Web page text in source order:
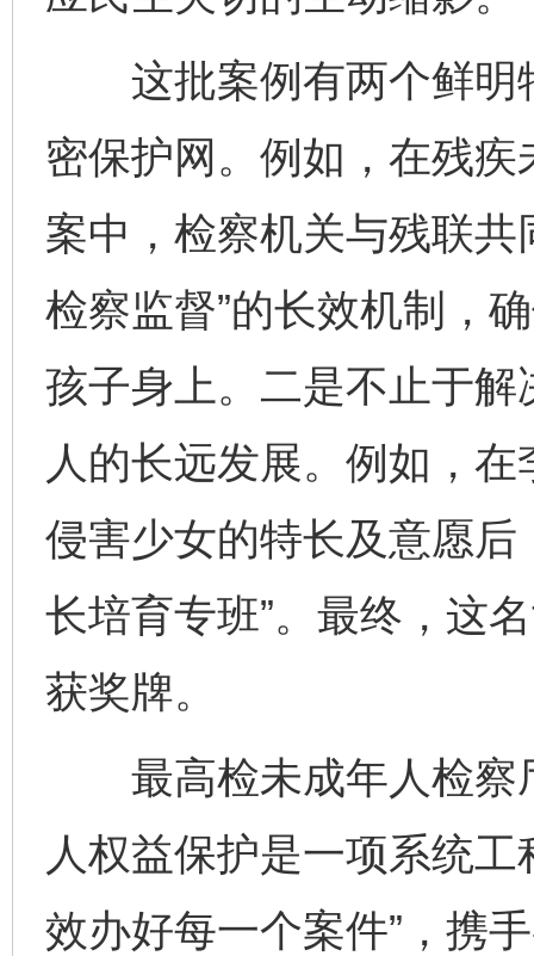
这批案例有两个鲜明
密保护网。例如，在残
案中，检察机关与残联共
检察监督”的长效机制，
孩子身上。二是不止于
人的长远发展。例如，
侵害少女的特长及意愿后
长培育专班”。最终，这
获奖牌。
最高检未成年人检察
人权益保护是一项系统
效办好每一个案件”，携